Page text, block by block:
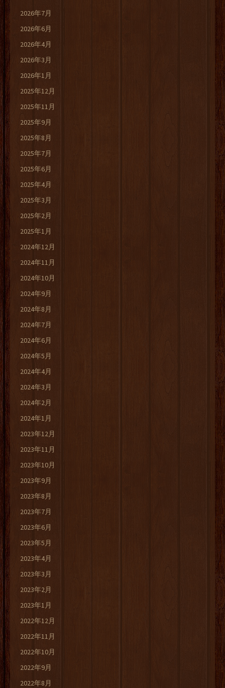
2026年7月
2026年6月
2026年4月
2026年3月
2026年1月
2025年12月
2025年11月
2025年9月
2025年8月
2025年7月
2025年6月
2025年4月
2025年3月
2025年2月
2025年1月
2024年12月
2024年11月
2024年10月
2024年9月
2024年8月
2024年7月
2024年6月
2024年5月
2024年4月
2024年3月
2024年2月
2024年1月
2023年12月
2023年11月
2023年10月
2023年9月
2023年8月
2023年7月
2023年6月
2023年5月
2023年4月
2023年3月
2023年2月
2023年1月
2022年12月
2022年11月
2022年10月
2022年9月
2022年8月